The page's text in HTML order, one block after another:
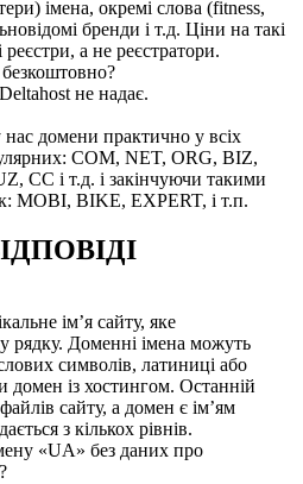
імена, окремі слова (fitness,
бренди і т.д. Ціни на такі
а не реєстратори.
не надає.
домени практично у всіх
COM, NET, ORG, BIZ,
CC і т.д. і закінчуючи такими
MOBI, BIKE, EXPERT, і т.п.
ім’я сайту, яке
рядку. Доменні імена можуть
символів, латиниці або
домен із хостингом. Останній
сайту, а домен є ім’ям
з кількох рівнів.
«UA» без даних про